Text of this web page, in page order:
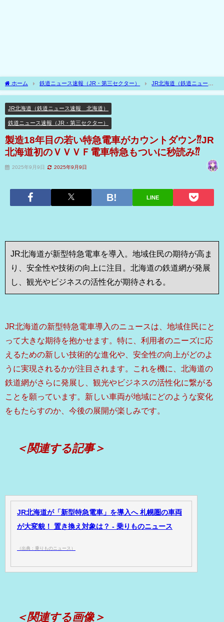
ホーム 鉄道ニュース速報（JR・第三セクター）
JR北海道（鉄道ニュース
速報 北海道）
製造18年目の若い特急電車がカウントダウン⁇JR北海道初のＶＶ
JR北海道（鉄道ニュース速報 北海道）
鉄道ニュース速報（JR・第三セクター）
製造18年目の若い特急電車がカウントダウン⁇JR
北海道初のＶＶＶＦ電車特急もついに秒読み⁇
2025年9月9日 2025年9月9日
LINE
JR北海道が新型特急電車を導入。地域住民の期待が高ま
り、安全性や技術の向上に注目。北海道の鉄道網が発展
し、観光やビジネスの活性化が期待される。
JR北海道の新型特急電車導入のニュースは、地域住民にと
って大きな期待を抱かせます。特に、利用者のニーズに応
えるための新しい技術的な進化や、安全性の向上がどのよ
うに実現されるかが注目されます。これを機に、北海道の
鉄道網がさらに発展し、観光やビジネスの活性化に繋がる
ことを願っています。新しい車両が地域にどのような変化
をもたらすのか、今後の展開が楽しみです。
＜関連する記事＞
JR北海道が「新型特急電車」を導入へ 札幌圏の車両
が大変貌！ 置き換え対象は？ - 乗りものニュース
（出典：乗りものニュース）
＜関連する画像＞